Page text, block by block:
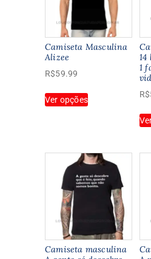
Camiseta Masculina
Alizee
R$59.99
Ver opçõesproduto
As
podem
escolhidas
página
do
14
1
R$
Camiseta masculina